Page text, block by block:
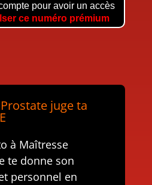
pour avoir un accès
ce numéro prémium
juge ta
à Maîtresse
te donne son
personnel en